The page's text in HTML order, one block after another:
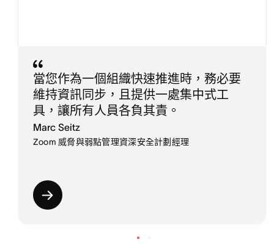
當您作為一個組織快速推進時，務必要
維持資訊同步，且提供一處集中式工
具，讓所有人員各負其責。
Marc Seitz
Zoom 威脅與弱點管理資深安全計劃經理